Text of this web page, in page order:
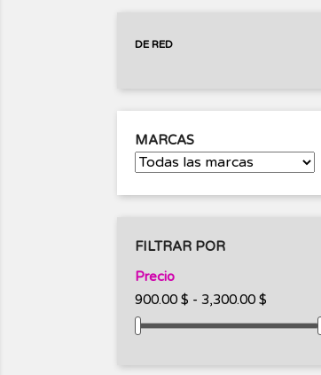
DE RED
MARCAS
FILTRAR POR
Precio
900.00 $ - 3,300.00 $